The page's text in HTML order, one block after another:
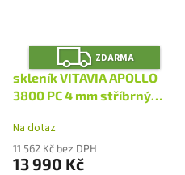
Z
D
A
R
M
ZDARMA
skleník VITAVIA APOLLO
3800 PC 4 mm stříbrný
Na dotaz
11 562 Kč bez DPH
13 990 Kč